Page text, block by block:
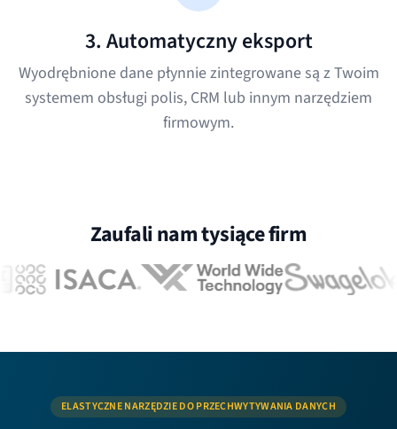
3. Automatyczny eksport
Wyodrębnione dane płynnie zintegrowane są z Twoim
systemem obsługi polis, CRM lub innym narzędziem
firmowym.
Zaufali nam tysiące firm
ELASTYCZNE NARZĘDZIE DO PRZECHWYTYWANIA DANYCH